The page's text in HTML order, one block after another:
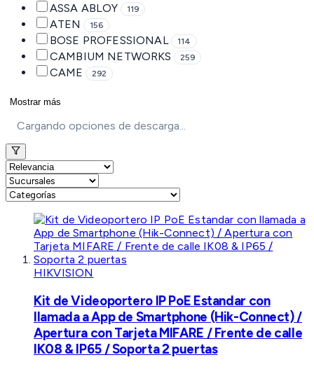
ASSA ABLOY 119
ATEN 156
BOSE PROFESSIONAL 114
CAMBIUM NETWORKS 259
CAME 292
Mostrar más
Cargando opciones de descarga...
HIKVISION
Kit de Videoportero IP PoE Estandar con
llamada a App de Smartphone (Hik-Connect) /
Apertura con Tarjeta MIFARE / Frente de calle
IK08 & IP65 / Soporta 2 puertas